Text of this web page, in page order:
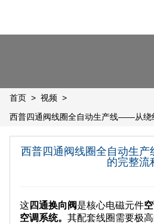
首页 > 视频 >
西普四通阀线圈全自动生产线——从绕
西普四通阀线圈全自动生
的完整流
这四通换向阀是核心电磁元件
空调系统。 其配套线圈需要极